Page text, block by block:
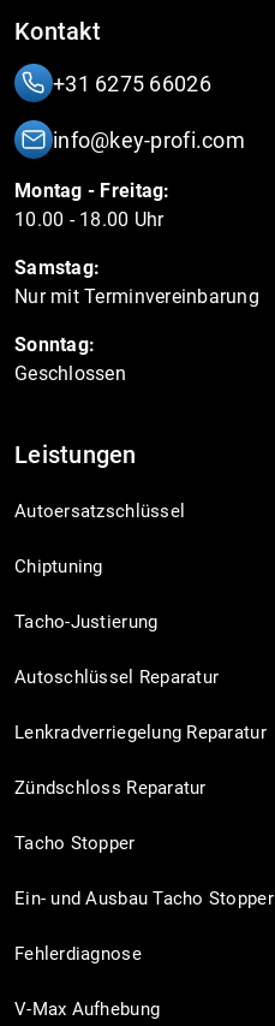
Kontakt
+31 6275 66026
info@key-profi.com
Montag - Freitag:
10.00 - 18.00 Uhr
Samstag:
Nur mit Terminvereinbarung
Sonntag:
Geschlossen
Leistungen
Autoersatzschlüssel
Chiptuning
Tacho-Justierung
Autoschlüssel Reparatur
Lenkradverriegelung Reparatur
Zündschloss Reparatur
Tacho Stopper
Ein- und Ausbau Tacho Stopper
Fehlerdiagnose
V-Max Aufhebung